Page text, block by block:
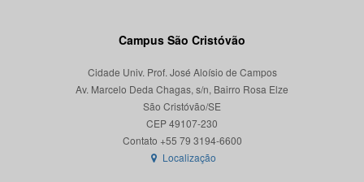
Campus São Cristóvão
Cidade Univ. Prof. José Aloísio de Campos
Av. Marcelo Deda Chagas, s/n, Bairro Rosa Elze
São Cristóvão/SE
CEP 49107-230
Localização